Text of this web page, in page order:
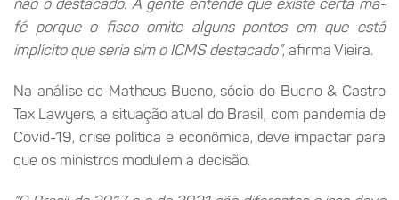
fé porque o fisco omite alguns pontos em que está
implícito que seria sim o ICMS destacado”, afirma Vieira.
Na análise de Matheus Bueno, sócio do Bueno & Castro
Tax Lawyers, a situação atual do Brasil, com pandemia de
Covid-19, crise política e econômica, deve impactar para
que os ministros modulem a decisão.